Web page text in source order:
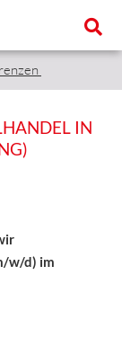
IN
w/d) im